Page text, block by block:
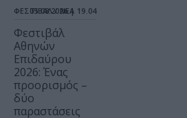
ΦΕΣΤΙΒΑΛ / ΝΕΑ
05.08.2026 | 19.04
Φεστιβάλ
Αθηνών
Επιδαύρου
2026: Ένας
προορισμός –
δύο
παραστάσεις